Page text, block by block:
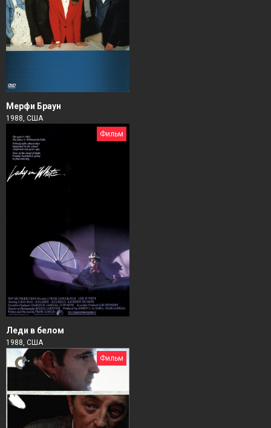
Мерфи Браун
1988, США
Фильм
Леди в белом
1988, США
Фильм